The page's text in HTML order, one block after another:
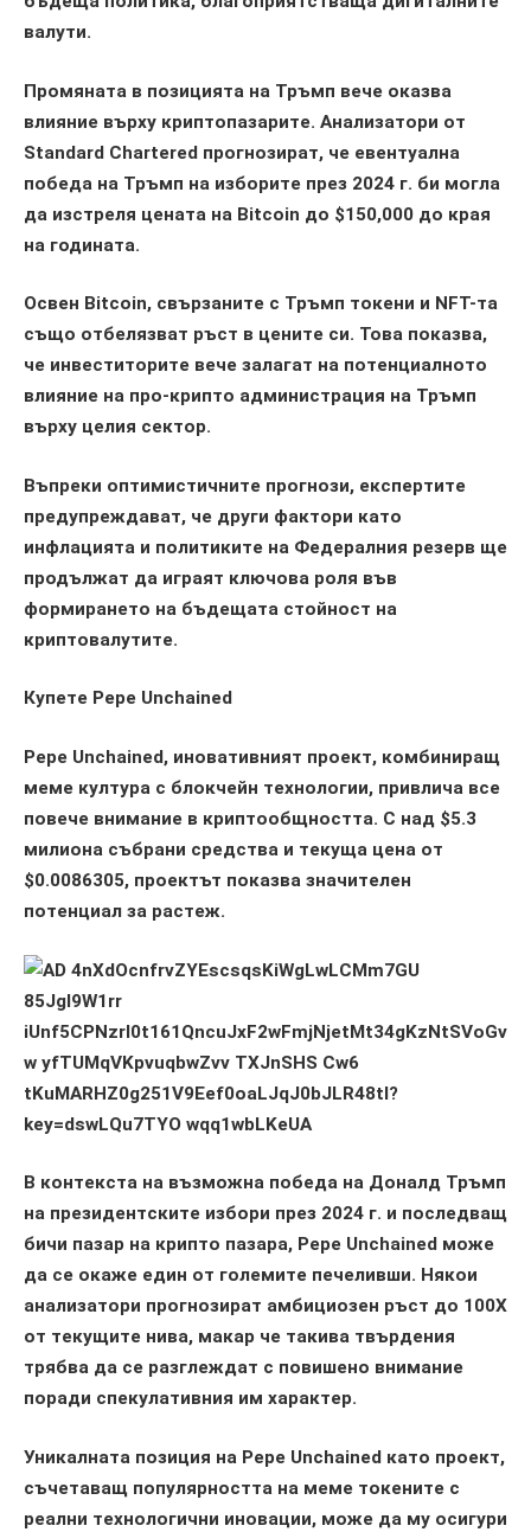
валути.
Промяната в позицията на Тръмп вече оказва
влияние върху криптопазарите. Анализатори от
Standard Chartered прогнозират, че евентуална
победа на Тръмп на изборите през 2024 г. би могла
да изстреля цената на Bitcoin до $150,000 до края
на годината.
Освен Bitcoin, свързаните с Тръмп токени и NFT-та
също отбелязват ръст в цените си. Това показва,
че инвеститорите вече залагат на потенциалното
влияние на про-крипто администрация на Тръмп
върху целия сектор.
Въпреки оптимистичните прогнози, експертите
предупреждават, че други фактори като
инфлацията и политиките на Федералния резерв ще
продължат да играят ключова роля във
формирането на бъдещата стойност на
криптовалутите.
Купете Pepe Unchained
Pepe Unchained, иновативният проект, комбиниращ
мемe култура с блокчейн технологии, привлича все
повече внимание в криптообщността. С над $5.3
милиона събрани средства и текуща цена от
$0.0086305, проектът показва значителен
потенциал за растеж.
В контекста на възможна победа на Доналд Тръмп
на президентските избори през 2024 г. и последващ
бичи пазар на крипто пазара, Pepe Unchained може
да се окаже един от големите печеливши. Някои
анализатори прогнозират амбициозен ръст до 100Х
от текущите нива, макар че такива твърдения
трябва да се разглеждат с повишено внимание
поради спекулативния им характер.
Уникалната позиция на Pepe Unchained като проект,
съчетаващ популярността на мемe токените с
реални технологични иновации, може да му осигури